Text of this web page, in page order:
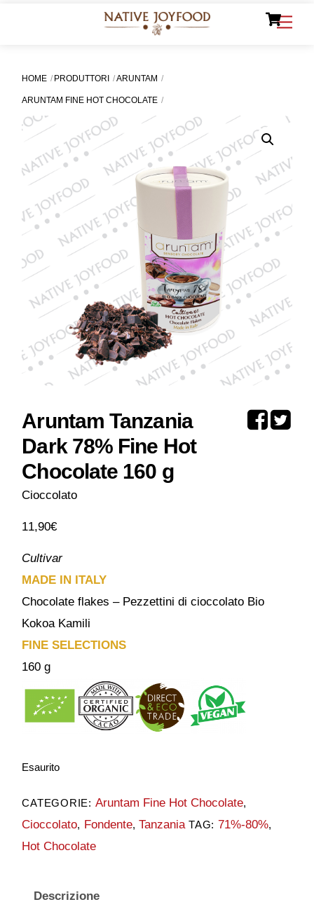
HOME PRODUTTORI ARUNTAM
ARUNTAM FINE HOT CHOCOLATE
Aruntam Tanzania
Dark 78% Fine Hot
Chocolate 160 g
Cioccolato
11,90€
Cultivar
MADE IN ITALY
Chocolate flakes – Pezzettini di cioccolato Bio
Kokoa Kamili
FINE SELECTIONS
160 g
Esaurito
CATEGORIE: Aruntam Fine Hot Chocolate,
Cioccolato, Fondente,Tanzania TAG: 71%-80%,
Hot Chocolate
Descrizione